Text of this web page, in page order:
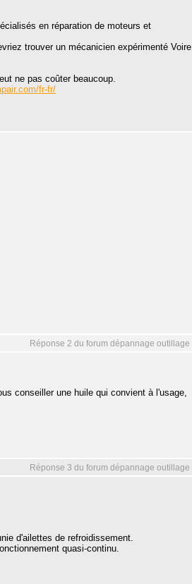
en réparation de moteurs et
trouver un mécanicien expérimenté Voire
ne pas coûter beaucoup.
fr-fr/
Réponse 2 du forum dépannage outillage
conseiller une huile qui convient à l'usage,
Réponse 3 du forum dépannage outillage
d'ailettes de refroidissement.
quasi-continu.